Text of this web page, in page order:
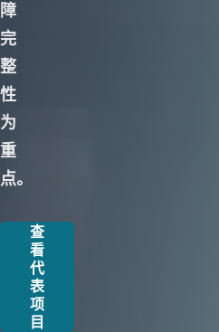
障
完
整
性
为
重
点。
查
看
代
表
项
目